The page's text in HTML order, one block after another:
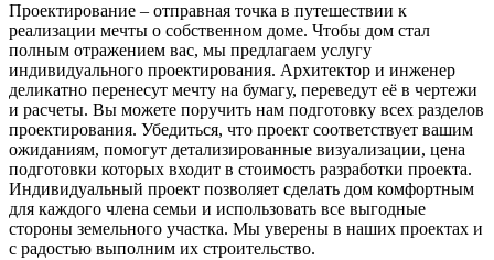
Проектирование – отправная точка в путешествии к
реализации мечты о собственном доме. Чтобы дом стал
полным отражением вас, мы предлагаем услугу
индивидуального проектирования. Архитектор и инженер
деликатно перенесут мечту на бумагу, переведут её в чертежи
и расчеты. Вы можете поручить нам подготовку всех разделов
проектирования. Убедиться, что проект соответствует вашим
ожиданиям, помогут детализированные визуализации, цена
подготовки которых входит в стоимость разработки проекта.
Индивидуальный проект позволяет сделать дом комфортным
для каждого члена семьи и использовать все выгодные
стороны земельного участка. Мы уверены в наших проектах и
с радостью выполним их строительство.